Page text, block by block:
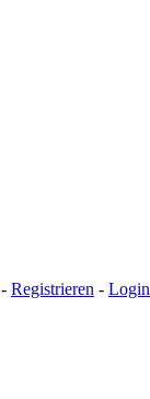
- Registrieren - Login